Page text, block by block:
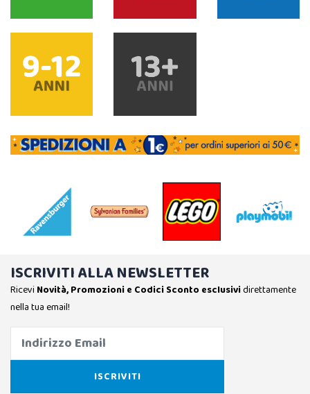
ISCRIVITI ALLA NEWSLETTER
Ricevi Novità, Promozioni e Codici Sconto esclusividirettamente
nella tua email!